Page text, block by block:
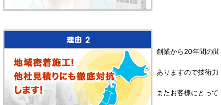
創業から20年間の
ありますので技術
またお客様にとっ